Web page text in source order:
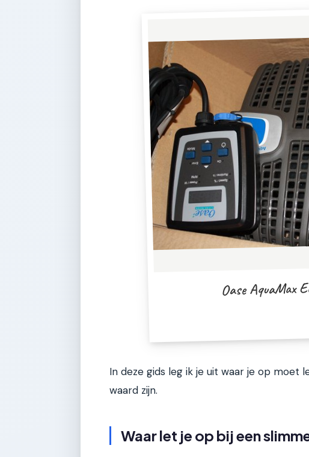
Oase AquaMax
In deze gids leg ik je uit waar je op
waard zijn.
Waar let je op bij een